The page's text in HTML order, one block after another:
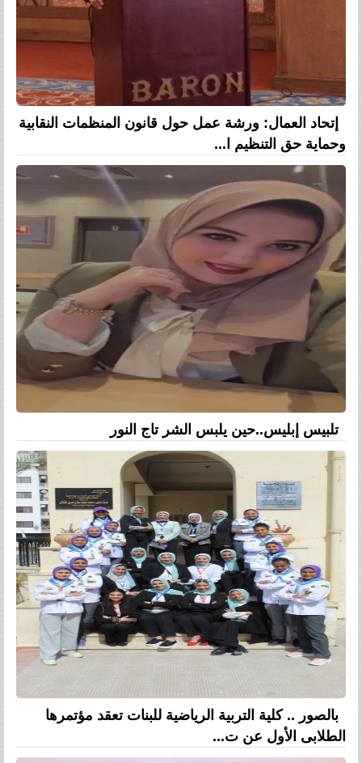
إتحاد العمال: ورشة عمل حول قانون المنظمات النقابية
وحماية حق التنظيم ا...
تلبيس إبليس..حين يلبس الشر تاج النور
بالصور .. كلية التربية الرياضية للبنات تعقد مؤتمرها
الطلابى الأول عن ت...